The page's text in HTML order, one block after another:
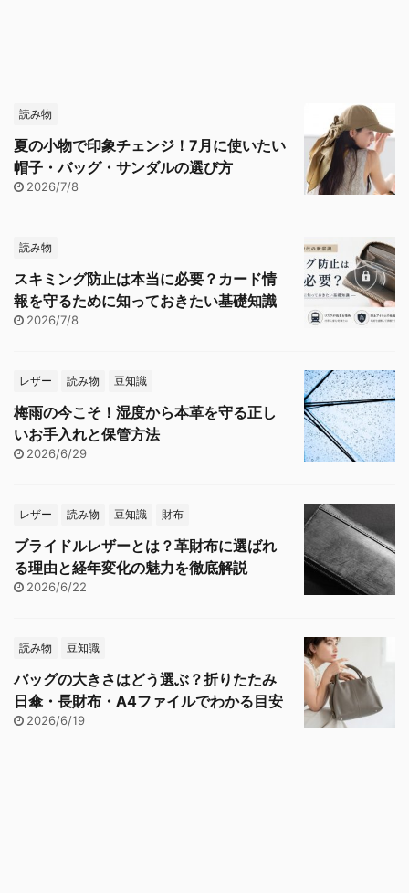
読み物
夏の小物で印象チェンジ！7月に使いたい
帽子・バッグ・サンダルの選び方
2026/7/8
読み物
スキミング防止は本当に必要？カード情
報を守るために知っておきたい基礎知識
2026/7/8
レザー 読み物 豆知識
梅雨の今こそ！湿度から本革を守る正し
いお手入れと保管方法
2026/6/29
レザー 読み物 豆知識 財布
ブライドルレザーとは？革財布に選ばれ
る理由と経年変化の魅力を徹底解説
2026/6/22
読み物 豆知識
バッグの大きさはどう選ぶ？折りたたみ
日傘・長財布・A4ファイルでわかる目安
2026/6/19